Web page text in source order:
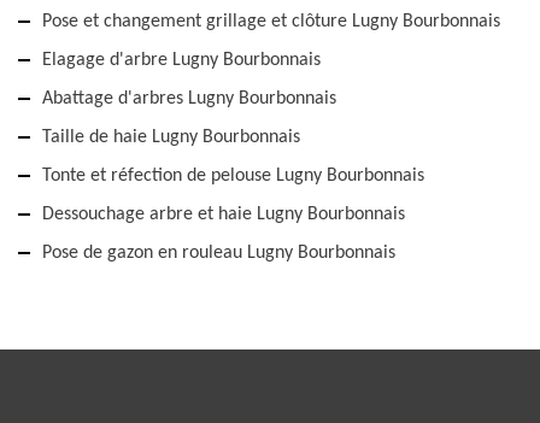
Pose et changement grillage et clôture Lugny Bourbonnais
Elagage d'arbre Lugny Bourbonnais
Abattage d'arbres Lugny Bourbonnais
Taille de haie Lugny Bourbonnais
Tonte et réfection de pelouse Lugny Bourbonnais
Dessouchage arbre et haie Lugny Bourbonnais
Pose de gazon en rouleau Lugny Bourbonnais